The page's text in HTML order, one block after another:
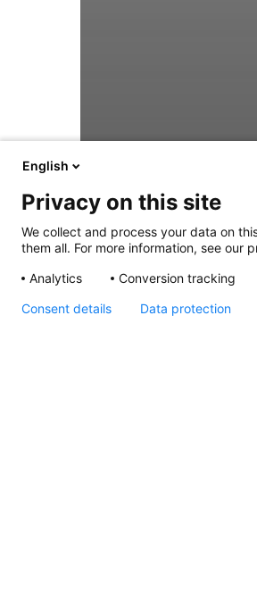
English
Privacy on this site
We collect and process your data on
them all. For more information, see our
Analytics
Conversion tracking
Consent details Data protection